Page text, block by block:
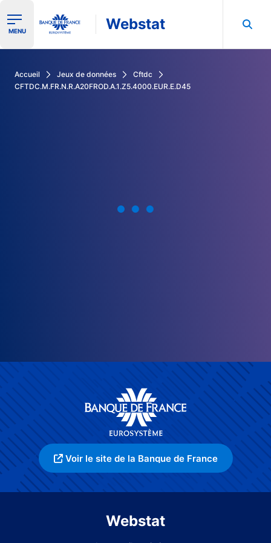
Ouvrir le menu de navigation
MENU Webstat
Accueil Jeux de données
Cftdc
CFTDC.M.FR.N.R.A20FROD.A.1.Z5.4000.EUR.E.D45
Voir le site de la Banque de France
Webstat